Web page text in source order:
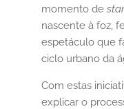
momento de
nascente à foz,
espetáculo que
ciclo urbano da
Com estas
explicar o